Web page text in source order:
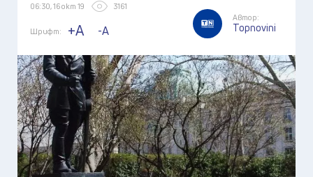
06:30, 16 окт 19 3161
Шрифт: +A -A
Автор:
Topnovini